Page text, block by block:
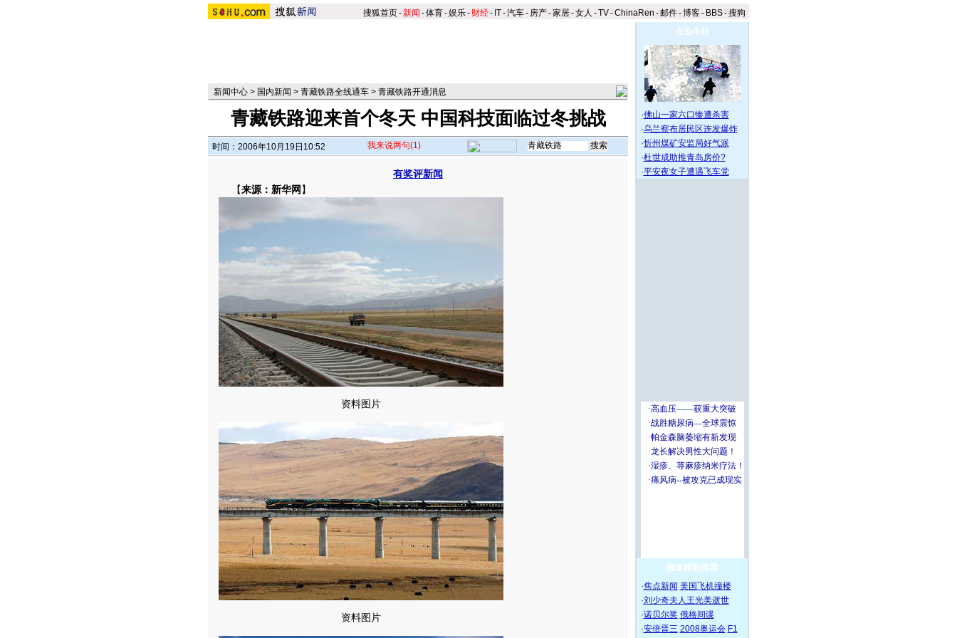
搜狐首页-新闻 -体育-娱乐- 财经- IT-汽车- 房产-家居-女人 -TV-ChinaRen -邮件-博客- BBS-搜狗
新闻中心 > 国内新闻 > 青藏铁路全线通车 > 青藏铁路开通消息
青藏铁路迎来首个冬天 中国科技面临过冬挑战
时间：2006年10月19日10:52 我来说两句(1)
有奖评新闻
【来源：新华网 】
资料图片
资料图片
点击今日
·佛山一家六口惨遭杀害
·乌兰察布居民区连发爆炸
·忻州煤矿安监局好气派
·杜世成助推青岛房价?
·平安夜女子遭遇飞车党
频道精彩推荐
·焦点新闻 美国飞机撞楼
·刘少奇夫人王光美逝世
·诺贝尔奖 俄格间谍
·安倍晋三 2008奥运会 F1